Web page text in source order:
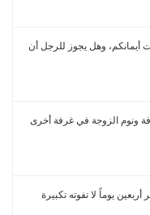
أيمانكم، وهل يجوز للرجل أن
ونوم الزوجة في غرفة أخرى
يوماً لا تفوته تكبيرة